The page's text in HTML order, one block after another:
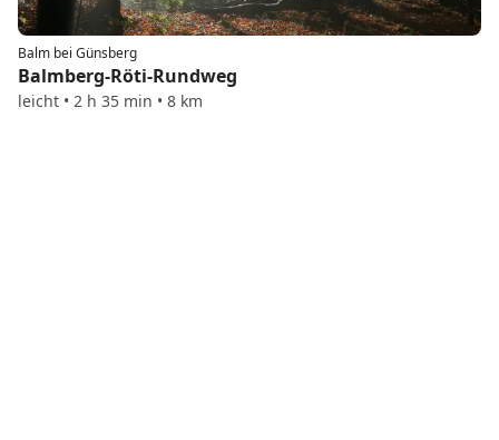
Balm bei Günsberg
Balmberg-Röti-Rundweg
leicht • 2 h 35 min • 8 km